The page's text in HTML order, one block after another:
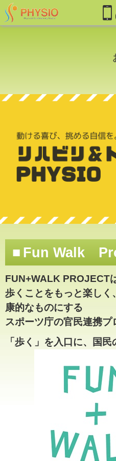
Fun Walk
FUN+WALK PROJECT
歩くことをもっと楽し
康的なものにする
スポーツ庁の官民連携プ
「歩く」を入口に、国